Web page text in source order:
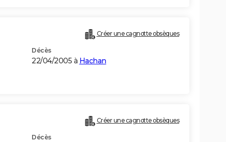
Créer une cagnotte obsèques
Décès
22/04/2005 à Hachan
Créer une cagnotte obsèques
Décès